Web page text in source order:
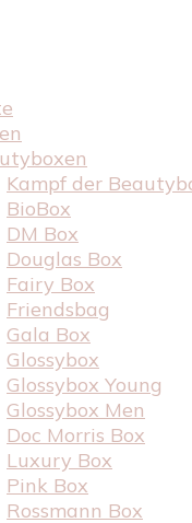
Kampf der
BioBox
DM Box
Douglas Box
Fairy Box
Friendsbag
Gala Box
Glossybox
Glossybox Young
Glossybox Men
Doc Morris Box
Luxury Box
Pink Box
Rossmann Box